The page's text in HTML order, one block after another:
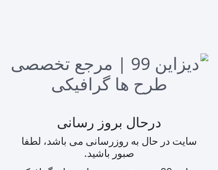
درحال بروز رسانی
سایت در حال به روزرسانی می باشد، لطفا
صبور باشید.